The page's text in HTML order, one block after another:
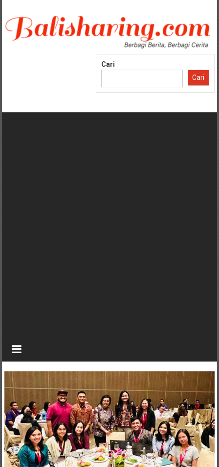
konten
Cari
Cari